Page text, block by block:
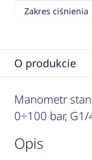
Zakres ciśnienia
O produkcie
Manometr
0÷100 bar, G1/
opis